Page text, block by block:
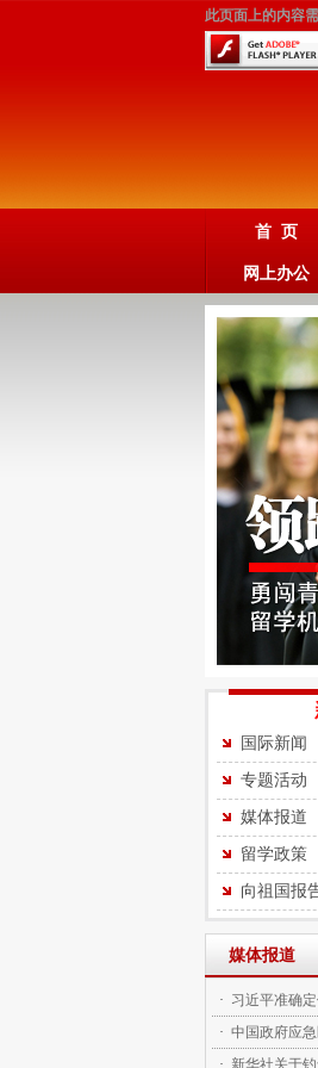
此页面上的内容
首 页
网上办公
国际新闻
专题活动
媒体报道
留学政策
向祖国报
媒体报道
· 习近平准确
· 中国政府应
· 新华社关于